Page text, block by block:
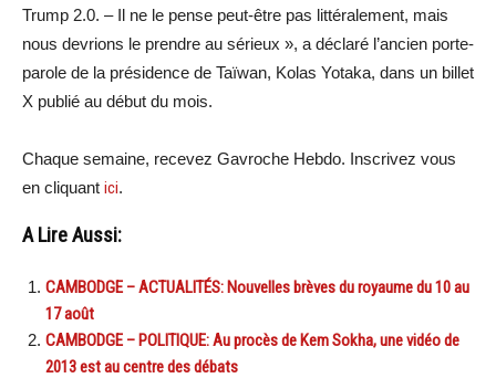
Trump 2.0. – Il ne le pense peut-être pas littéralement, mais
nous devrions le prendre au sérieux », a déclaré l’ancien porte-
parole de la présidence de Taïwan, Kolas Yotaka, dans un billet
X publié au début du mois.
Chaque semaine, recevez Gavroche Hebdo. Inscrivez vous
en cliquant ici.
A Lire Aussi:
CAMBODGE – ACTUALITÉS: Nouvelles brèves du royaume du 10 au
17 août
CAMBODGE – POLITIQUE: Au procès de Kem Sokha, une vidéo de
2013 est au centre des débats